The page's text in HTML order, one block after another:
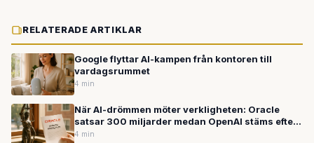
RELATERADE ARTIKLAR
Google flyttar AI-kampen från kontoren till
vardagsrummet
4 min
När AI-drömmen möter verkligheten: Oracle
satsar 300 miljarder medan OpenAI stäms efter
skolskjutning
4 min